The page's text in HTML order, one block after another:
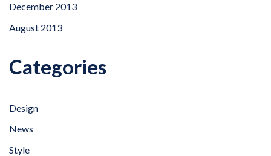
December 2013
August 2013
Categories
Design
News
Style